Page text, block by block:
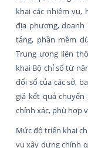
khai các nhiệm vụ,
địa phương, doanh
tảng, phần mềm
Trung ương liên
khai Bộ chỉ số từ
đổi số của các sở,
giá kết quả
chính xác, phù hợp
Mức độ triển khai
vụ xây dựng chính